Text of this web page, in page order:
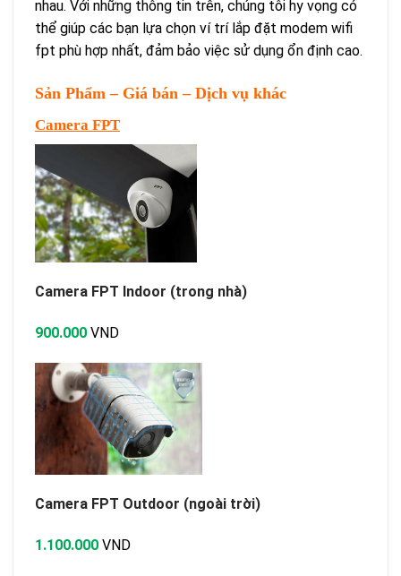
nhau. Với những thông tin trên, chúng tôi hy vọng có
thể giúp các bạn lựa chọn ví trí lắp đặt modem wifi
fpt phù hợp nhất, đảm bảo việc sử dụng ổn định cao.
Sản Phẩm – Giá bán – Dịch vụ khác
Camera FPT
Camera FPT Indoor (trong nhà)
900.000 VND
Camera FPT Outdoor (ngoài trời)
1.100.000 VND